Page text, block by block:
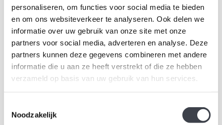
personaliseren, om functies voor social media te bieden
en om ons websiteverkeer te analyseren. Ook delen we
informatie over uw gebruik van onze site met onze
partners voor social media, adverteren en analyse. Deze
partners kunnen deze gegevens combineren met andere
informatie die u aan ze heeft verstrekt of die ze hebben
verzameld op basis van uw gebruik van hun services.
Noodzakelijk